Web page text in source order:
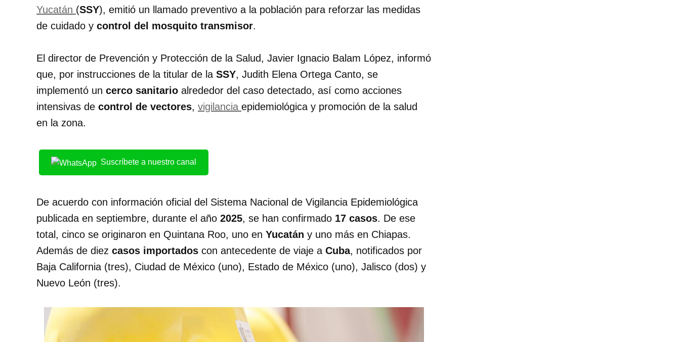
Yucatán (SSY), emitió un llamado preventivo a la población para reforzar las medidas
de cuidado y control del mosquito transmisor.
El director de Prevención y Protección de la Salud, Javier Ignacio Balam López, informó
que, por instrucciones de la titular de la SSY, Judith Elena Ortega Canto, se
implementó un cerco sanitario alrededor del caso detectado, así como acciones
intensivas de control de vectores, vigilancia epidemiológica y promoción de la salud
en la zona.
Suscríbete a nuestro canal
De acuerdo con información oficial del Sistema Nacional de Vigilancia Epidemiológica
publicada en septiembre, durante el año 2025, se han confirmado 17 casos. De ese
total, cinco se originaron en Quintana Roo, uno en Yucatán y uno más en Chiapas.
Además de diez casos importados con antecedente de viaje a Cuba, notificados por
Baja California (tres), Ciudad de México (uno), Estado de México (uno), Jalisco (dos) y
Nuevo León (tres).